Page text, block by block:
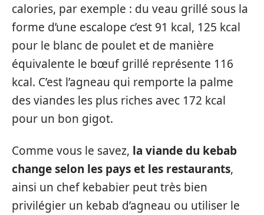
calories, par exemple : du veau grillé sous la
forme d’une escalope c’est 91 kcal, 125 kcal
pour le blanc de poulet et de manière
équivalente le bœuf grillé représente 116
kcal. C’est l’agneau qui remporte la palme
des viandes les plus riches avec 172 kcal
pour un bon gigot.
Comme vous le savez, la viande du kebab
change selon les pays et les restaurants,
ainsi un chef kebabier peut très bien
privilégier un kebab d’agneau ou utiliser le